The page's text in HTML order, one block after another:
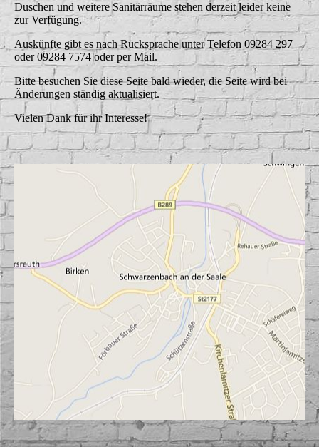
Duschen und weitere Sanitärräume stehen derzeit leider keine
zur Verfügung.
Auskünfte gibt es nach Rücksprache unter Telefon 09284 297
oder 09284 7574 oder per Mail.
Bitte besuchen Sie diese Seite bald wieder, die Seite wird bei
Änderungen ständig aktualisiert.
Vielen Dank für ihr Interesse!